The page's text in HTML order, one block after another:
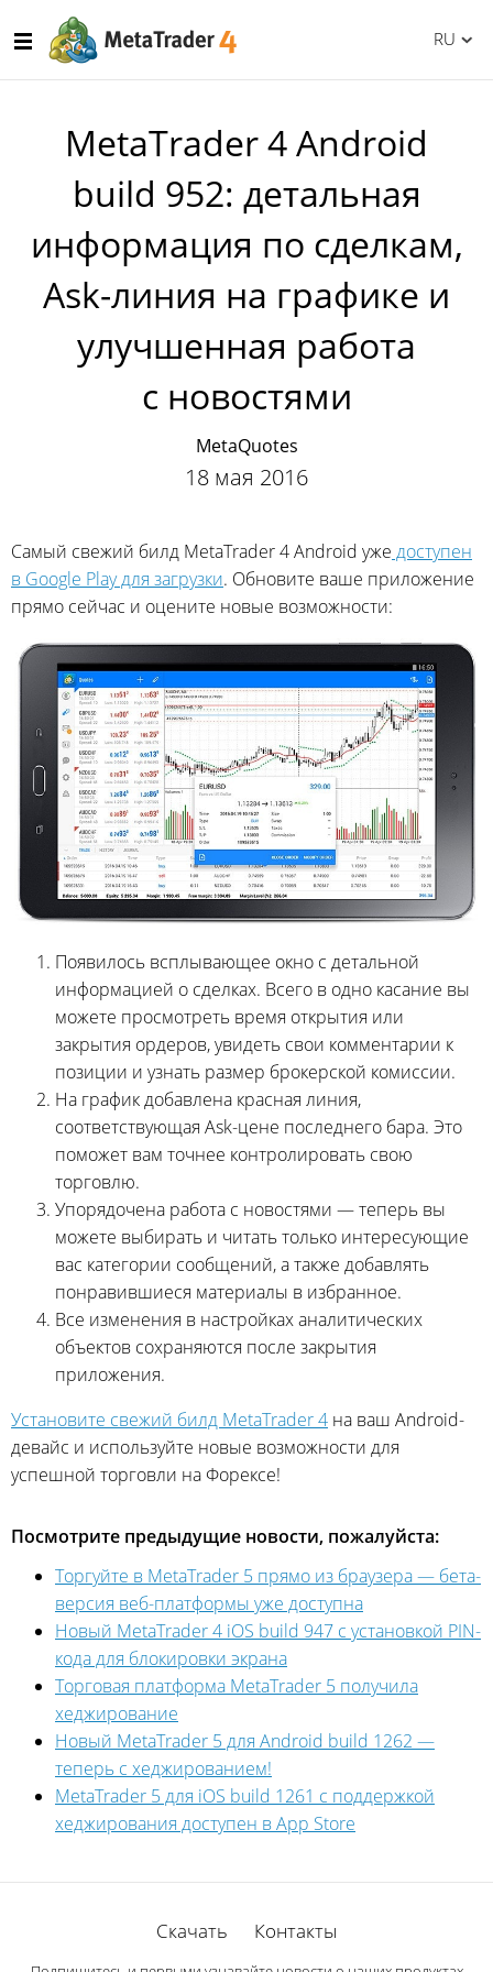
RU
MetaTrader 4 Android
build 952: детальная
информация по сделкам,
Ask-линия на графике и
улучшенная работа
с новостями
MetaQuotes
18 мая 2016
Самый свежий билд MetaTrader 4 Android уже доступен
в Google Play для загрузки. Обновите ваше приложение
прямо сейчас и оцените новые возможности:
Появилось всплывающее окно с детальной
информацией о сделках. Всего в одно касание вы
можете просмотреть время открытия или
закрытия ордеров, увидеть свои комментарии к
позиции и узнать размер брокерской комиссии.
На график добавлена красная линия,
соответствующая Ask-цене последнего бара. Это
поможет вам точнее контролировать свою
торговлю.
Упорядочена работа с новостями — теперь вы
можете выбирать и читать только интересующие
вас категории сообщений, а также добавлять
понравившиеся материалы в избранное.
Все изменения в настройках аналитических
объектов сохраняются после закрытия
приложения.
Установите свежий билд MetaTrader 4 на ваш Android-
девайс и используйте новые возможности для
успешной торговли на Форексе!
Посмотрите предыдущие новости, пожалуйста:
Торгуйте в MetaTrader 5 прямо из браузера — бета-
версия веб-платформы уже доступна
Новый MetaTrader 4 iOS build 947 с установкой PIN-
кода для блокировки экрана
Торговая платформа MetaTrader 5 получила
хеджирование
Новый MetaTrader 5 для Android build 1262 —
теперь с хеджированием!
MetaTrader 5 для iOS build 1261 с поддержкой
хеджирования доступен в App Store
Скачать Контакты